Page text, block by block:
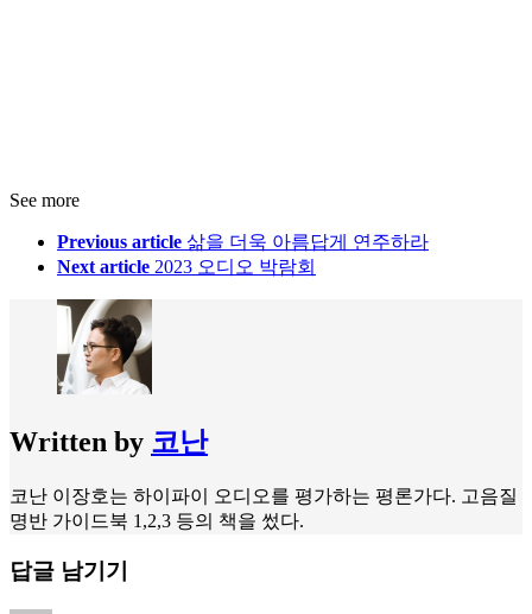
See more
Previous article 삶을 더욱 아름답게 연주하라
Next article 2023 오디오 박람회
Written by 코난
코난 이장호는 하이파이 오디오를 평가하는 평론가다. 고음질
명반 가이드북 1,2,3 등의 책을 썼다.
답글 남기기